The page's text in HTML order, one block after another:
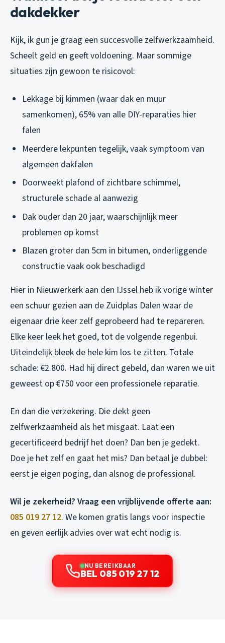
dakdekker
Kijk, ik gun je graag een succesvolle zelfwerkzaamheid.
Scheelt geld en geeft voldoening. Maar sommige
situaties zijn gewoon te risicovol:
Lekkage bij kimmen (waar dak en muur
samenkomen), 65% van alle DIY-reparaties hier
falen
Meerdere lekpunten tegelijk, vaak symptoom van
algemeen dakfalen
Doorweekt plafond of zichtbare schimmel,
structurele schade al aanwezig
Dak ouder dan 20 jaar, waarschijnlijk meer
problemen op komst
Blazen groter dan 5cm in bitumen, onderliggende
constructie vaak ook beschadigd
Hier in Nieuwerkerk aan den IJssel heb ik vorige winter
een schuur gezien aan de Zuidplas Dalen waar de
eigenaar drie keer zelf geprobeerd had te repareren.
Elke keer leek het goed, tot de volgende regenbui.
Uiteindelijk bleek de hele kim los te zitten. Totale
schade: €2.800. Had hij direct gebeld, dan waren we uit
geweest op €750 voor een professionele reparatie.
En dan die verzekering. Die dekt geen
zelfwerkzaamheid als het misgaat. Laat een
gecertificeerd bedrijf het doen? Dan ben je gedekt.
Doe je het zelf en gaat het mis? Dan betaal je dubbel:
eerst je eigen poging, dan alsnog de professional.
Wil je zekerheid? Vraag een vrijblijvende offerte aan:
085 019 27 12. We komen gratis langs voor inspectie
en geven eerlijk advies over wat echt nodig is.
NU BEREIKBAAR
BEL 085 019 27 12